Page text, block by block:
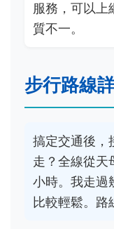
服務，可以上
質不一。
步行路線
搞定交通後，
走？全線從天
小時。我走過
比較輕鬆。路